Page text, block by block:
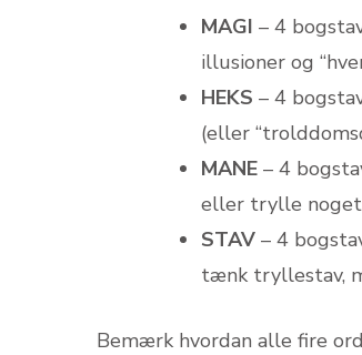
MAGI – 4
illusioner og
HEKS – 4
(eller
MANE – 4
eller trylle
STAV – 4
tænk tryllestav,
Bemærk hvordan alle fire